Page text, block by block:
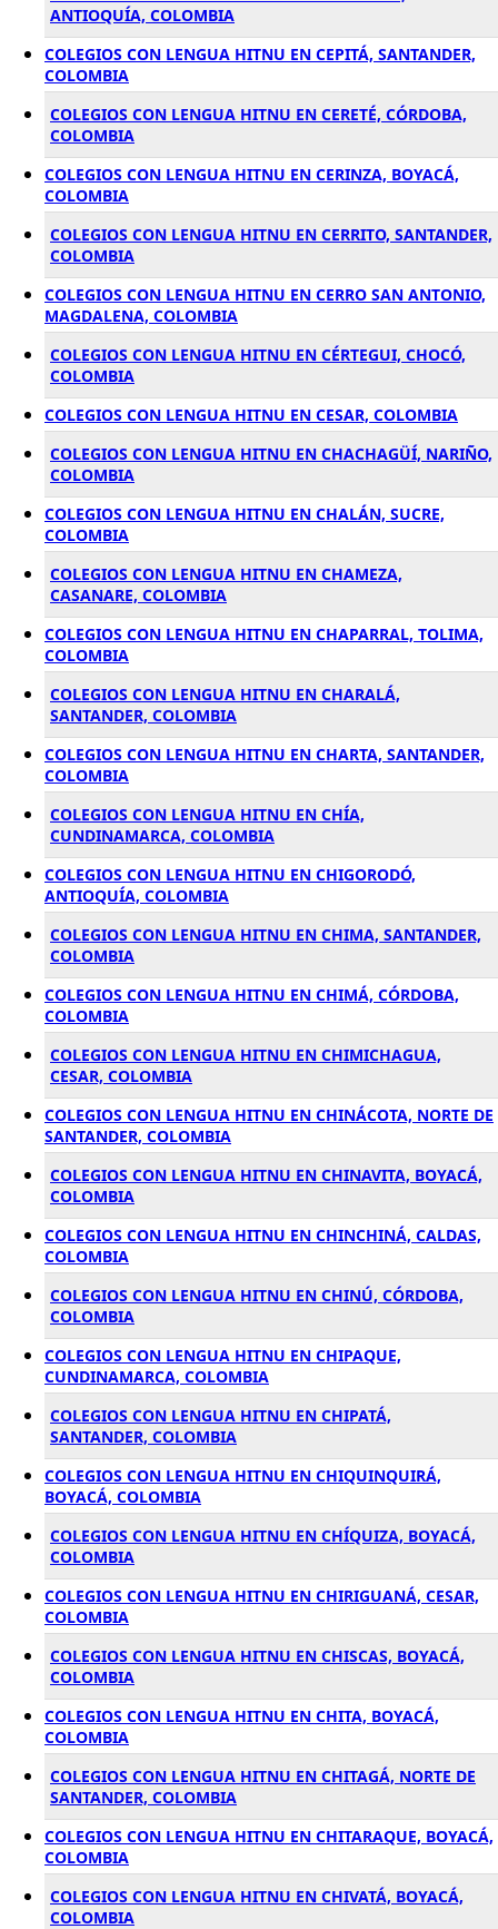
ANTIOQUÍA, COLOMBIA
COLEGIOS CON LENGUA HITNU EN CEPITÁ, SANTANDER,
COLOMBIA
COLEGIOS CON LENGUA HITNU EN CERETÉ, CÓRDOBA,
COLOMBIA
COLEGIOS CON LENGUA HITNU EN CERINZA, BOYACÁ,
COLOMBIA
COLEGIOS CON LENGUA HITNU EN CERRITO, SANTANDER,
COLOMBIA
COLEGIOS CON LENGUA HITNU EN CERRO SAN ANTONIO,
MAGDALENA, COLOMBIA
COLEGIOS CON LENGUA HITNU EN CÉRTEGUI, CHOCÓ,
COLOMBIA
COLEGIOS CON LENGUA HITNU EN CESAR, COLOMBIA
COLEGIOS CON LENGUA HITNU EN CHACHAGÜÍ, NARIÑO,
COLOMBIA
COLEGIOS CON LENGUA HITNU EN CHALÁN, SUCRE,
COLOMBIA
COLEGIOS CON LENGUA HITNU EN CHAMEZA,
CASANARE, COLOMBIA
COLEGIOS CON LENGUA HITNU EN CHAPARRAL, TOLIMA,
COLOMBIA
COLEGIOS CON LENGUA HITNU EN CHARALÁ,
SANTANDER, COLOMBIA
COLEGIOS CON LENGUA HITNU EN CHARTA, SANTANDER,
COLOMBIA
COLEGIOS CON LENGUA HITNU EN CHÍA,
CUNDINAMARCA, COLOMBIA
COLEGIOS CON LENGUA HITNU EN CHIGORODÓ,
ANTIOQUÍA, COLOMBIA
COLEGIOS CON LENGUA HITNU EN CHIMA, SANTANDER,
COLOMBIA
COLEGIOS CON LENGUA HITNU EN CHIMÁ, CÓRDOBA,
COLOMBIA
COLEGIOS CON LENGUA HITNU EN CHIMICHAGUA,
CESAR, COLOMBIA
COLEGIOS CON LENGUA HITNU EN CHINÁCOTA, NORTE DE
SANTANDER, COLOMBIA
COLEGIOS CON LENGUA HITNU EN CHINAVITA, BOYACÁ,
COLOMBIA
COLEGIOS CON LENGUA HITNU EN CHINCHINÁ, CALDAS,
COLOMBIA
COLEGIOS CON LENGUA HITNU EN CHINÚ, CÓRDOBA,
COLOMBIA
COLEGIOS CON LENGUA HITNU EN CHIPAQUE,
CUNDINAMARCA, COLOMBIA
COLEGIOS CON LENGUA HITNU EN CHIPATÁ,
SANTANDER, COLOMBIA
COLEGIOS CON LENGUA HITNU EN CHIQUINQUIRÁ,
BOYACÁ, COLOMBIA
COLEGIOS CON LENGUA HITNU EN CHÍQUIZA, BOYACÁ,
COLOMBIA
COLEGIOS CON LENGUA HITNU EN CHIRIGUANÁ, CESAR,
COLOMBIA
COLEGIOS CON LENGUA HITNU EN CHISCAS, BOYACÁ,
COLOMBIA
COLEGIOS CON LENGUA HITNU EN CHITA, BOYACÁ,
COLOMBIA
COLEGIOS CON LENGUA HITNU EN CHITAGÁ, NORTE DE
SANTANDER, COLOMBIA
COLEGIOS CON LENGUA HITNU EN CHITARAQUE, BOYACÁ,
COLOMBIA
COLEGIOS CON LENGUA HITNU EN CHIVATÁ, BOYACÁ,
COLOMBIA